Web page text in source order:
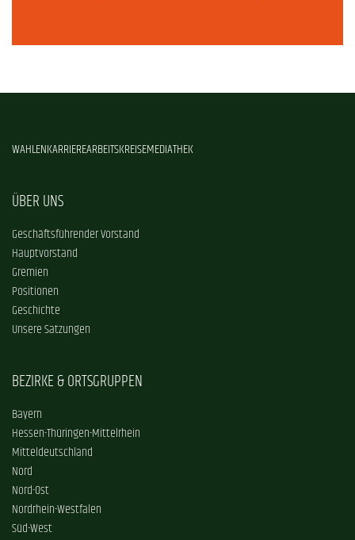
WAHLENKARRIEREARBEITSKREISEMEDIATHEK
ÜBER UNS
Geschäftsführender Vorstand
Hauptvorstand
Gremien
Positionen
Geschichte
Unsere Satzungen
BEZIRKE & ORTSGRUPPEN
Bayern
Hessen-Thüringen-Mittelrhein
Mitteldeutschland
Nord
Nord-Ost
Nordrhein-Westfalen
Süd-West